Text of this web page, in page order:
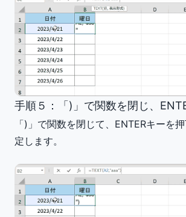
手順５：「)」で関数を閉じ、
「)」で関数を閉じて、ENTERキーを
定します。